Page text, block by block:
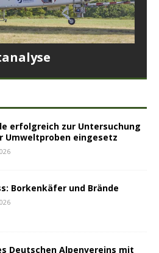
erfolgreich zur Untersuchung
Umweltproben eingesetz
Borkenkäfer und Brände
Deutschen Alpenvereins mit